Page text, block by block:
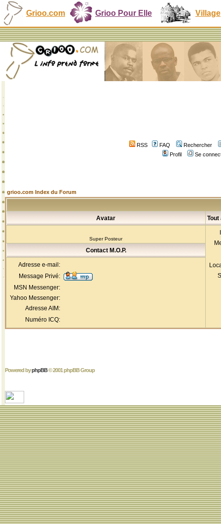
Grioo.com Grioo Pour Elle Village
RSS FAQ
Rechercher
Profil
Se
grioo.com Index du Forum
Avatar Tout
Super Posteur
Contact M.O.P.
Adresse e-mail:
Message Privé:
MSN Messenger:
Yahoo Messenger:
Adresse AIM:
Numéro ICQ:
Powered byphpBB© 2001 phpBB Group